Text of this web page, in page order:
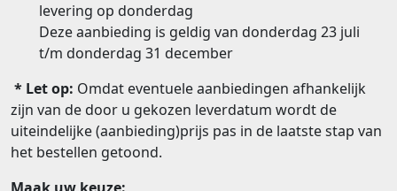
levering op donderdag
Deze aanbieding is geldig van donderdag 23 juli
t/m donderdag 31 december
* Let op: Omdat eventuele aanbiedingen afhankelijk
zijn van de door u gekozen leverdatum wordt de
uiteindelijke (aanbieding)prijs pas in de laatste stap van
het bestellen getoond.